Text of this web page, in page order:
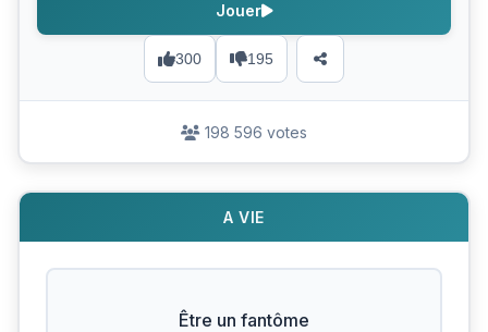
300 195
Jouer
198 596 votes
A VIE
Être un fantôme